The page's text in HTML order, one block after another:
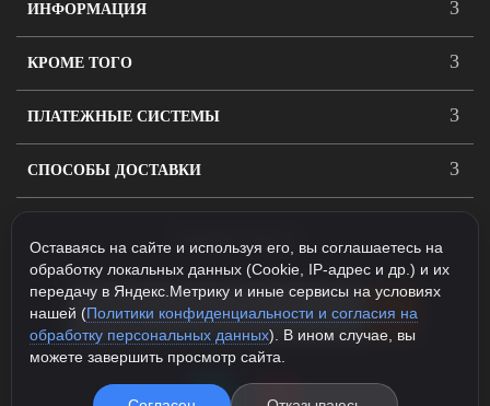
ИНФОРМАЦИЯ
КРОМЕ ТОГО
ПЛАТЕЖНЫЕ СИСТЕМЫ
СПОСОБЫ ДОСТАВКИ
Оставаясь на сайте и используя его, вы соглашаетесь на
обработку локальных данных (Cookie, IP-адрес и др.) и их
передачу в Яндекс.Метрику и иные сервисы на условиях
нашей (Политики конфиденциальности и согласия на
обработку персональных данных). В ином случае, вы
можете завершить просмотр сайта.